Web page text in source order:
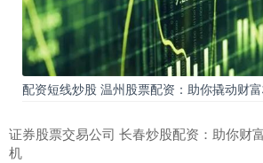
配资短线炒股 温州股票配资：助你撬动财
证券股票交易公司 长春炒股配资：助你财
机